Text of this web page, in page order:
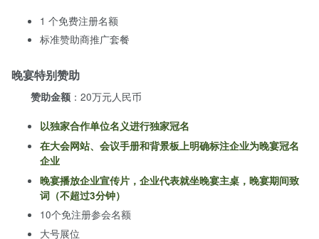
1 个免费注册名额
标准赞助商推广套餐
晚宴特别赞助
赞助金额 ：20万元人民币
以独家合作单位名义进行独家冠名
在大会网站、会议手册和背景板上明确标注企业为晚宴冠名
企业
晚宴播放企业宣传片，企业代表就坐晚宴主桌，晚宴期间致
词（不超过3分钟）
10个免注册参会名额
大号展位